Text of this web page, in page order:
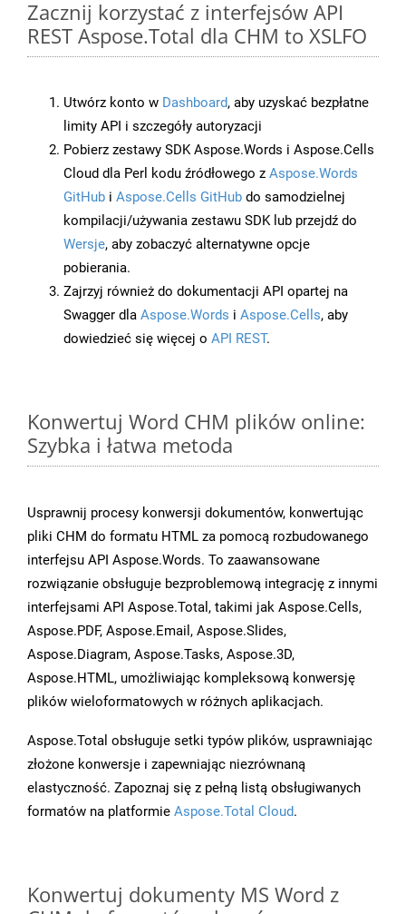
Zacznij korzystać z interfejsów API
REST Aspose.Total dla CHM to XSLFO
Utwórz konto w Dashboard, aby uzyskać bezpłatne
limity API i szczegóły autoryzacji
Pobierz zestawy SDK Aspose.Words i Aspose.Cells
Cloud dla Perl kodu źródłowego z Aspose.Words
GitHub i Aspose.Cells GitHub do samodzielnej
kompilacji/używania zestawu SDK lub przejdź do
Wersje, aby zobaczyć alternatywne opcje
pobierania.
Zajrzyj również do dokumentacji API opartej na
Swagger dla Aspose.Words i Aspose.Cells, aby
dowiedzieć się więcej o API REST.
Konwertuj Word CHM plików online:
Szybka i łatwa metoda
Usprawnij procesy konwersji dokumentów, konwertując
pliki CHM do formatu HTML za pomocą rozbudowanego
interfejsu API Aspose.Words. To zaawansowane
rozwiązanie obsługuje bezproblemową integrację z innymi
interfejsami API Aspose.Total, takimi jak Aspose.Cells,
Aspose.PDF, Aspose.Email, Aspose.Slides,
Aspose.Diagram, Aspose.Tasks, Aspose.3D,
Aspose.HTML, umożliwiając kompleksową konwersję
plików wieloformatowych w różnych aplikacjach.
Aspose.Total obsługuje setki typów plików, usprawniając
złożone konwersje i zapewniając niezrównaną
elastyczność. Zapoznaj się z pełną listą obsługiwanych
formatów na platformie Aspose.Total Cloud.
Konwertuj dokumenty MS Word z